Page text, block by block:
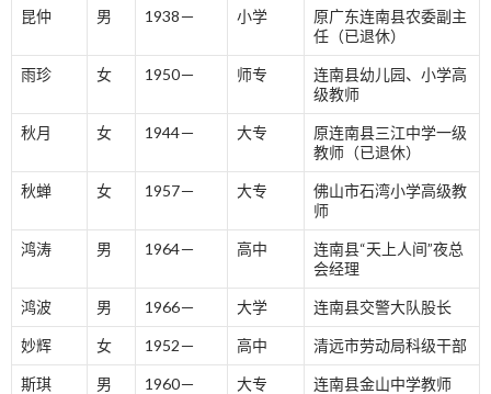
昆仲 男 1938－ 小学
原广东连南县农委副主
任（已退休）
雨珍 女 1950－ 师专
连南县幼儿园、小学高
级教师
秋月 女 1944－ 大专
原连南县三江中学一级
教师（已退休）
秋蝉 女 1957－ 大专
佛山市石湾小学高级教
师
鸿涛 男 1964－ 高中
连南县“天上人间”夜总
会经理
鸿波 男 1966－ 大学 连南县交警大队股长
妙辉 女 1952－ 高中 清远市劳动局科级干部
斯琪 男 1960－ 大专 连南县金山中学教师